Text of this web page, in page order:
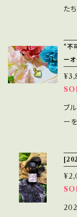
く
すよう
そ
分かりました
か
わる) お使いになったお客様からも ・
し
と感
ャッ
果
す。 ２）■New Earth～奇跡の惑星ブレンド～
地
た
く
するブレ
her
イ
神
リ
ゲ
いこう！ 願いが
ってい
目
私
くれるブ
ル] ●Dragon【パワー】 あらゆる目的の達成を
陽・サン】 自制心
生
タ
を
た
月8
=8 そし
そ
プ
エネル
の大
小さ
和
ことでも
う。 ひとりひとりが豊かでしあわせで そして愛
*不
ーオ
ブ
ー
ル
を超
することで お